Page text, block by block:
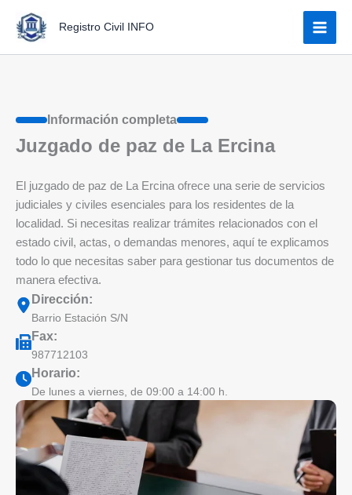
contenido
Registro Civil INFO
Información completa
Juzgado de paz de La Ercina
El juzgado de paz de La Ercina ofrece una serie de servicios
judiciales y civiles esenciales para los residentes de la
localidad. Si necesitas realizar trámites relacionados con el
estado civil, actas, o demandas menores, aquí te explicamos
todo lo que necesitas saber para gestionar tus documentos de
manera efectiva.
Dirección:
Barrio Estación S/N
Fax:
987712103
Horario:
De lunes a viernes, de 09:00 a 14:00 h.